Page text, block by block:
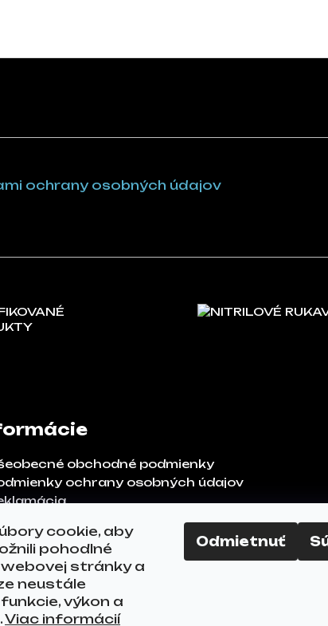
cookie, aby
pohodlné
stránky a
neustále
výkon a
Viac informácií
Odmietnuť
ochrany osobných údajov
NITRILOVÉ
obchodné podmienky
ochrany osobných údajov